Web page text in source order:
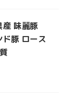
産 味麗豚
豚 ロース